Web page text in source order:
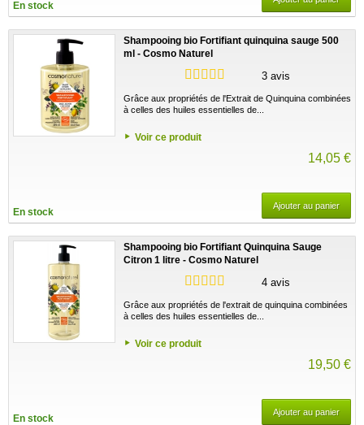
En stock
Shampooing bio Fortifiant quinquina sauge 500
ml - Cosmo Naturel
3 avis
Grâce aux propriétés de l'Extrait de Quinquina combinées
à celles des huiles essentielles de...
Voir ce produit
14,05 €
En stock
Ajouter au panier
Shampooing bio Fortifiant Quinquina Sauge
Citron 1 litre - Cosmo Naturel
4 avis
Grâce aux propriétés de l'extrait de quinquina combinées
à celles des huiles essentielles de...
Voir ce produit
19,50 €
En stock
Ajouter au panier